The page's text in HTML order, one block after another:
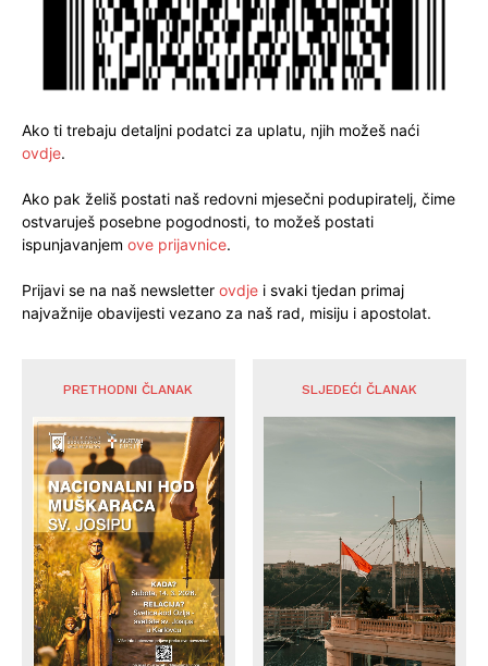
Ako ti trebaju detaljni podatci za uplatu, njih možeš naći
ovdje.
Ako pak želiš postati naš redovni mjesečni podupiratelj, čime
ostvaruješ posebne pogodnosti, to možeš postati
ispunjavanjem ove prijavnice.
Prijavi se na naš newsletter ovdje i svaki tjedan primaj
najvažnije obavijesti vezano za naš rad, misiju i apostolat.
PRETHODNI ČLANAK SLJEDEĆI ČLANAK